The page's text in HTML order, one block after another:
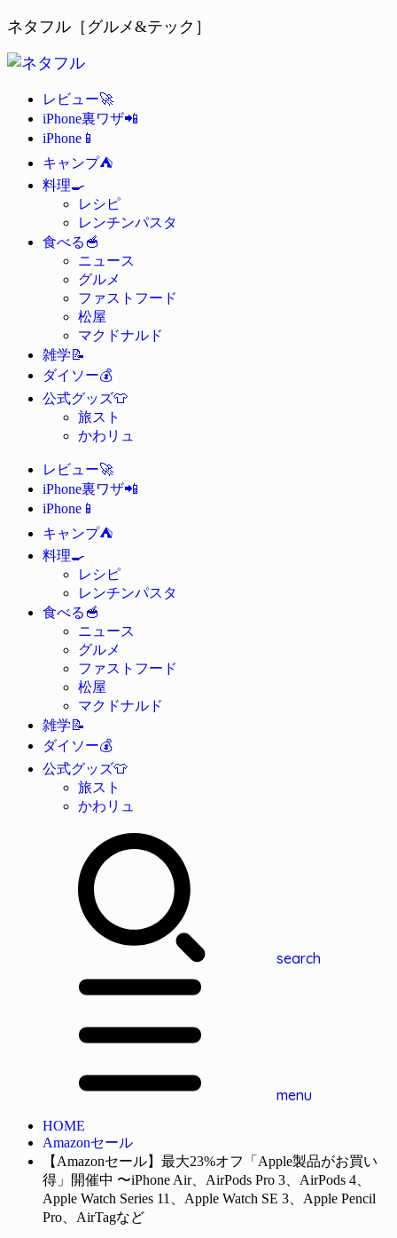
ネタフル［グルメ&テック］
レビュー🚀
iPhone裏ワザ📲
iPhone 📱
キャンプ⛺
料理🍳
レシピ
レンチンパスタ
食べる 🥣
ニュース
グルメ
ファストフード
松屋
マクドナルド
雑学📝
ダイソー💰
公式グッズ👕
旅スト
かわリュ
レビュー🚀
iPhone裏ワザ📲
iPhone 📱
キャンプ⛺
料理🍳
レシピ
レンチンパスタ
食べる 🥣
ニュース
グルメ
ファストフード
松屋
マクドナルド
雑学📝
ダイソー💰
公式グッズ👕
旅スト
かわリュ
search
menu
HOME
Amazonセール
【Amazonセール】最大23%オフ「Apple製品がお買い
得」開催中 〜iPhone Air、AirPods Pro 3、AirPods 4、
Apple Watch Series 11、Apple Watch SE 3、Apple Pencil
Pro、AirTagなど